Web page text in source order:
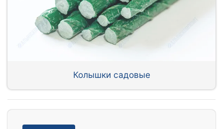
Колышки садовые